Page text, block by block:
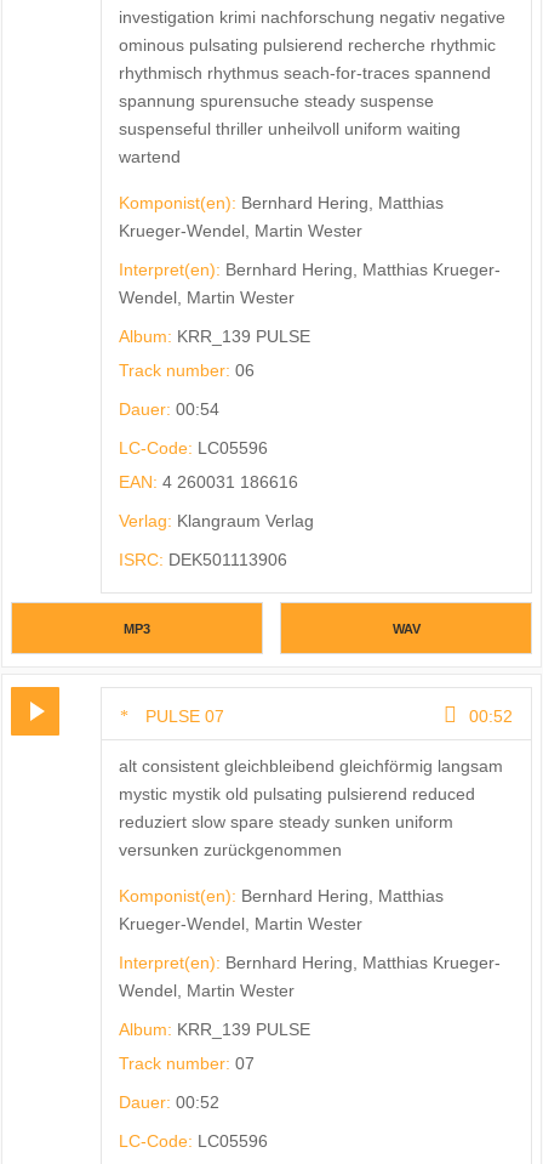
investigation krimi nachforschung negativ negative
ominous pulsating pulsierend recherche rhythmic
rhythmisch rhythmus seach-for-traces spannend
spannung spurensuche steady suspense
suspenseful thriller unheilvoll uniform waiting
wartend
Komponist(en): Bernhard Hering, Matthias
Krueger-Wendel, Martin Wester
Interpret(en): Bernhard Hering, Matthias Krueger-
Wendel, Martin Wester
Album: KRR_139 PULSE
Track number: 06
Dauer: 00:54
LC-Code: LC05596
EAN: 4 260031 186616
Verlag: Klangraum Verlag
ISRC: DEK501113906
MP3 WAV
PULSE 07 00:52
alt consistent gleichbleibend gleichförmig langsam
mystic mystik old pulsating pulsierend reduced
reduziert slow spare steady sunken uniform
versunken zurückgenommen
Komponist(en): Bernhard Hering, Matthias
Krueger-Wendel, Martin Wester
Interpret(en): Bernhard Hering, Matthias Krueger-
Wendel, Martin Wester
Album: KRR_139 PULSE
Track number: 07
Dauer: 00:52
LC-Code: LC05596